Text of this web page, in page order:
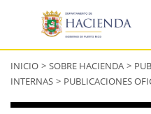
encuentra
usted
aquí
INICIO > SOBRE HACIENDA >
INTERNAS > PUBLICACIONES